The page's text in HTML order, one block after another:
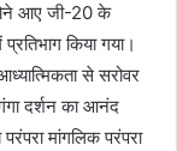
आए जी-20 के
किया गया।
से सरोवर
दर्शन का आनंद
मांगलिक परंपरा